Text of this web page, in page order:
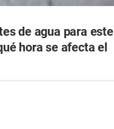
de agua para este
hora se afecta el